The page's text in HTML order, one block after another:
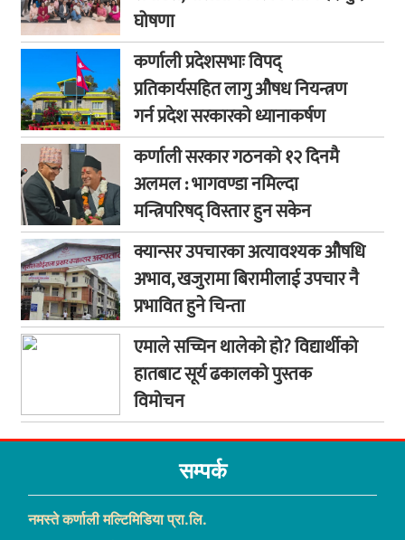
घोषणा
कर्णाली प्रदेशसभाः विपद्
प्रतिकार्यसहित लागु औषध नियन्त्रण
गर्न प्रदेश सरकारको ध्यानाकर्षण
कर्णाली सरकार गठनको १२ दिनमै
अलमल : भागवण्डा नमिल्दा
मन्त्रिपरिषद् विस्तार हुन सकेन
क्यान्सर उपचारका अत्यावश्यक औषधि
अभाव, खजुरामा बिरामीलाई उपचार नै
प्रभावित हुने चिन्ता
एमाले सच्चिन थालेको हो? विद्यार्थीको
हातबाट सूर्य ढकालको पुस्तक
विमोचन
सम्पर्क
नमस्ते कर्णाली मल्टिमिडिया प्रा.लि.